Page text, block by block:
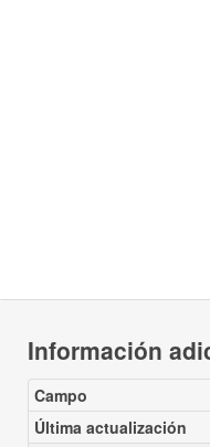
Información
Campo
Última actualización